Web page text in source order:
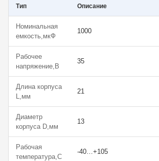
Тип Описание
Номинальная
емкость,мкФ
1000
Рабочее
напряжение,В
35
Длина корпуса
L,мм
21
Диаметр
корпуса D,мм
13
Рабочая
температура,С
-40…+105